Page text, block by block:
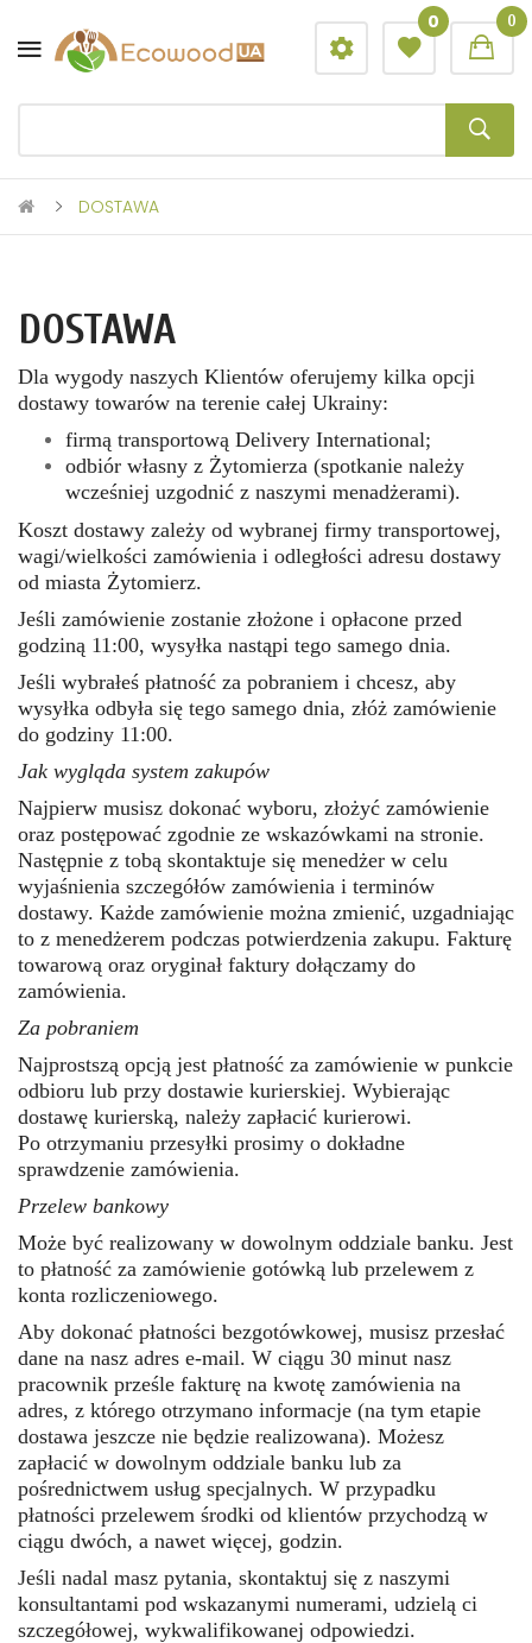
0 0
DOSTAWA
DOSTAWA
Dla wygody naszych Klientów oferujemy kilka opcji
dostawy towarów na terenie całej Ukrainy:
firmą transportową Delivery International;
odbiór własny z Żytomierza (spotkanie należy
wcześniej uzgodnić z naszymi menadżerami).
Koszt dostawy zależy od wybranej firmy transportowej,
wagi/wielkości zamówienia i odległości adresu dostawy
od miasta Żytomierz.
Jeśli zamówienie zostanie złożone i opłacone przed
godziną 11:00, wysyłka nastąpi tego samego dnia.
Jeśli wybrałeś płatność za pobraniem i chcesz, aby
wysyłka odbyła się tego samego dnia, złóż zamówienie
do godziny 11:00.
Jak wygląda system zakupów
Najpierw musisz dokonać wyboru, złożyć zamówienie
oraz postępować zgodnie ze wskazówkami na stronie.
Następnie z tobą skontaktuje się menedżer w celu
wyjaśnienia szczegółów zamówienia i terminów
dostawy. Każde zamówienie można zmienić, uzgadniając
to z menedżerem podczas potwierdzenia zakupu. Fakturę
towarową oraz oryginał faktury dołączamy do
zamówienia.
Za pobraniem
Najprostszą opcją jest płatność za zamówienie w punkcie
odbioru lub przy dostawie kurierskiej. Wybierając
dostawę kurierską, należy zapłacić kurierowi.
Po otrzymaniu przesyłki prosimy o dokładne
sprawdzenie zamówienia.
Przelew bankowy
Może być realizowany w dowolnym oddziale banku. Jest
to płatność za zamówienie gotówką lub przelewem z
konta rozliczeniowego.
Aby dokonać płatności bezgotówkowej, musisz przesłać
dane na nasz adres e-mail. W ciągu 30 minut nasz
pracownik prześle fakturę na kwotę zamówienia na
adres, z którego otrzymano informacje (na tym etapie
dostawa jeszcze nie będzie realizowana). Możesz
zapłacić w dowolnym oddziale banku lub za
pośrednictwem usług specjalnych. W przypadku
płatności przelewem środki od klientów przychodzą w
ciągu dwóch, a nawet więcej, godzin.
Jeśli nadal masz pytania, skontaktuj się z naszymi
konsultantami pod wskazanymi numerami, udzielą ci
szczegółowej, wykwalifikowanej odpowiedzi.